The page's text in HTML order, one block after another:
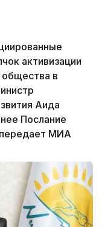
активизации
общества в
Аида
Послание
передает МИА